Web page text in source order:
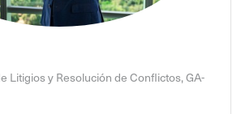
en Derecho de la Empresa por la
abogado del área de Litigios y
en el estudio Jurídico GA-
Litigios y Resolución de Conflictos, GA-